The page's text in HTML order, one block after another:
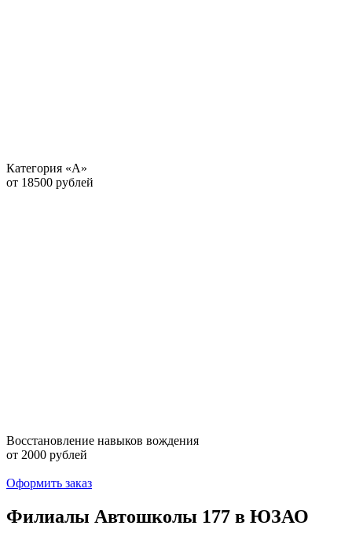
Категория «А»
от 18500 рублей
Восстановление навыков вождения
от 2000 рублей
Оформить заказ
Филиалы Автошколы 177 в ЮЗАО